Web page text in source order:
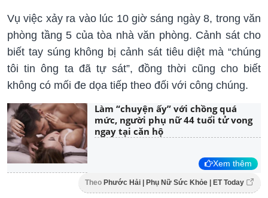
Vụ việc xảy ra vào lúc 10 giờ sáng ngày 8, trong văn
phòng tầng 5 của tòa nhà văn phòng. Cảnh sát cho
biết tay súng không bị cảnh sát tiêu diệt mà “chúng
tôi tin ông ta đã tự sát”, đồng thời cũng cho biết
không có mối đe dọa tiếp theo đối với công chúng.
Làm “chuyện ấy” với chồng quá
mức, người phụ nữ 44 tuổi tử vong
ngay tại căn hộ
Xem thêm
Theo Phước Hải | Phụ Nữ Sức Khỏe | ET Today